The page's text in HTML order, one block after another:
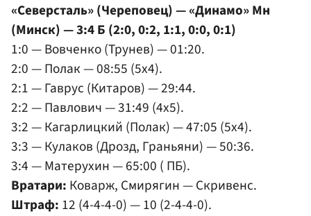
«Северсталь» (Череповец) — «Динамо» Мн
(Минск) — 3:4 Б (2:0, 0:2, 1:1, 0:0, 0:1)
1:0 — Вовченко (Трунев) — 01:20.
2:0 — Полак — 08:55 (5x4).
2:1 — Гаврус (Китаров) — 29:44.
2:2 — Павлович — 31:49 (4x5).
3:2 — Кагарлицкий (Полак) — 47:05 (5x4).
3:3 — Кулаков (Дрозд, Граньяни) — 50:36.
3:4 — Матерухин — 65:00 ( ПБ).
Вратари: Коварж, Смирягин — Скривенс.
Штраф: 12 (4-4-4-0) — 10 (2-4-4-0).